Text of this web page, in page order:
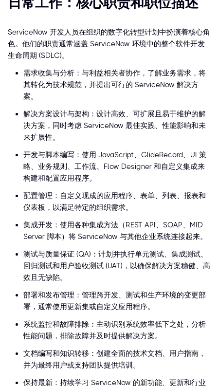
ServiceNow 开发人员在组织的数字化转型计划中扮演着核心角
色。他们的职责通常涵盖 ServiceNow 环境中的整个软件开发
生命周期 (SDLC)。
需求收集与分析：与利益相关者协作，了解业务需求，将
其转化为技术规范，并提出可行的 ServiceNow 解决方
案。
解决方案设计与架构：设计高效、可扩展且易于维护的解
决方案，同时考虑 ServiceNow 最佳实践、性能影响和未
来扩展性。
开发与脚本编写：使用 JavaScript、GlideRecord、UI 策
略、业务规则、工作流、Flow Designer 和自定义集成来
构建和配置应用程序。
配置管理：自定义现成的应用程序、表单、列表、报表和
仪表板，以满足特定的组织需求。
集成开发：使用各种集成方法（REST API、SOAP、MID
Server 脚本）将 ServiceNow 与其他企业系统连接起来。
测试与质量保证 (QA)：计划并执行单元测试、集成测试、
回归测试和用户验收测试 (UAT)，以确保解决方案稳健、高
效且无缺陷。
部署和发布管理：管理跨开发、测试和生产环境的变更部
署，通常使用更新集或自定义应用程序。
系统监控和故障排除：主动识别系统效率低下之处，分析
性能问题，排除故障并及时提供解决方案。
文档编写和知识转移：创建全面的技术文档、用户指南，
并为最终用户或支持团队提供培训。
保持最新：持续学习 ServiceNow 的新功能、更新和行业